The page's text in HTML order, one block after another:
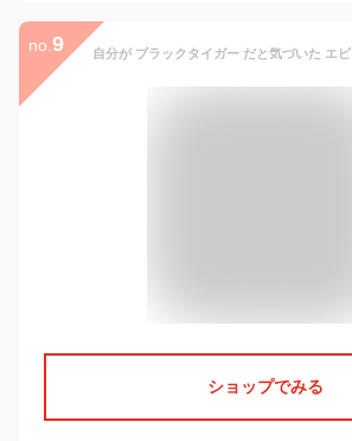
no. 9
ショップでみる